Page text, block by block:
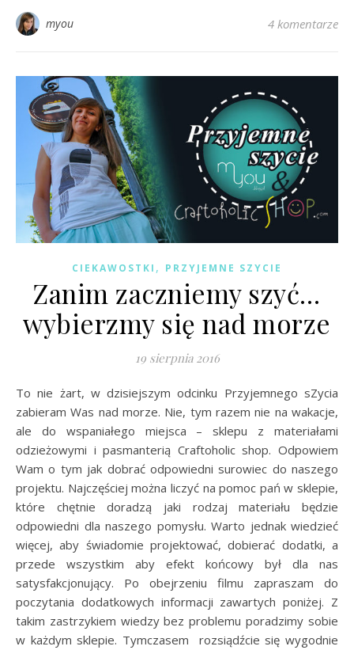
myou 4 komentarze
CIEKAWOSTKI , PRZYJEMNE SZYCIE
Zanim zaczniemy szyć…
wybierzmy się nad morze
19 sierpnia 2016
To nie żart, w dzisiejszym odcinku Przyjemnego sZycia
zabieram Was nad morze. Nie, tym razem nie na wakacje,
ale do wspaniałego miejsca – sklepu z materiałami
odzieżowymi i pasmanterią Craftoholic shop. Odpowiem
Wam o tym jak dobrać odpowiedni surowiec do naszego
projektu. Najczęściej można liczyć na pomoc pań w sklepie,
które chętnie doradzą jaki rodzaj materiału będzie
odpowiedni dla naszego pomysłu. Warto jednak wiedzieć
więcej, aby świadomie projektować, dobierać dodatki, a
przede wszystkim aby efekt końcowy był dla nas
satysfakcjonujący. Po obejrzeniu filmu zapraszam do
poczytania dodatkowych informacji zawartych poniżej. Z
takim zastrzykiem wiedzy bez problemu poradzimy sobie
w każdym sklepie. Tymczasem rozsiądźcie się wygodnie